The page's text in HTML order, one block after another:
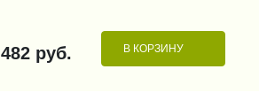
482 руб. В КОРЗИНУ